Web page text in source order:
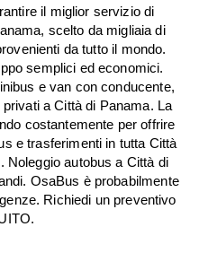
il miglior servizio di
scelto da migliaia di
da tutto il mondo.
semplici ed economici.
e van con conducente,
a Città di Panama. La
costantemente per offrire
e trasferimenti in tutta Città
Noleggio autobus a Città di
OsaBus è probabilmente
Richiedi un preventivo